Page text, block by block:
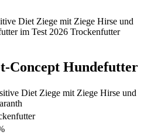
Diet Ziege mit Ziege Hirse und
im Test 2026 Trockenfutter
Concept Hundefutter
Diet Ziege mit Ziege Hirse und